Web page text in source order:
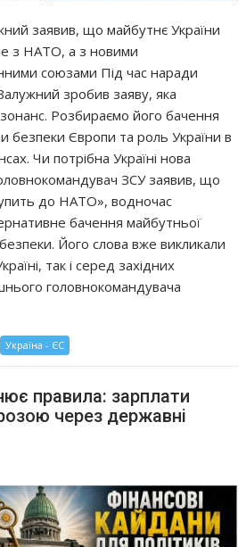
заявив, що майбутнє України
з НАТО, а з новими
союзами Під час наради
зробив заяву, яка
Розбираємо його бачення
безпеки Європи та роль України в
Чи потрібна Україні нова
ЗСУ заявив, що
до НАТО», водночас
бачення майбутньої
Його слова вже викликали
так і серед західних
головнокомандувача
Україна - ЄС
правила: зарплати
через державні